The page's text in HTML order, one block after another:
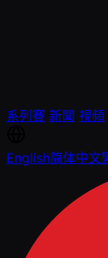
系列賽 新聞 視頻
English简体中文